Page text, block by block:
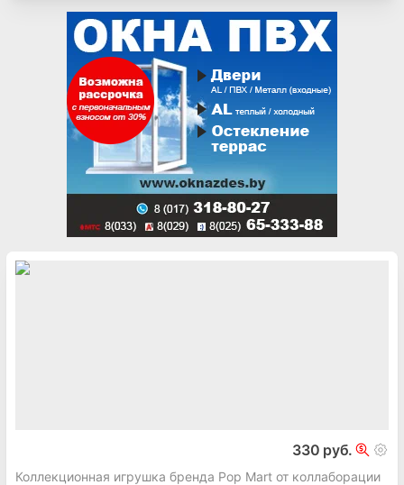
330 руб.
Коллекционная игрушка бренда Pop Mart от коллаборации